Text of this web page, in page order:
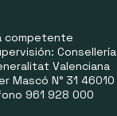
competente
Consellería
Valenciana
Mascó N° 31 46010
961 928 000